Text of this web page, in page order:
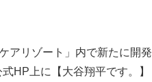
アリゾート」内で新たに開発
HP上に【大谷翔平です。】